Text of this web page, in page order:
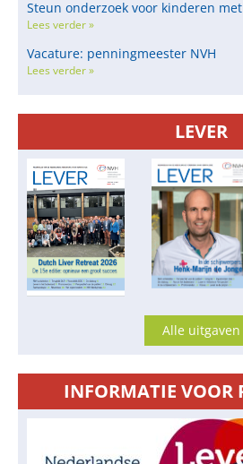
Steun onderzoek voor kinderen
Lees verder »
Vacature: penningmeester NVH
Lees verder »
LEVER
Alle uitgaven
INFORMATIE VOOR